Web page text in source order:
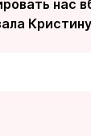
нас